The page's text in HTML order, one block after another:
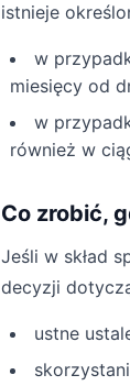
istnieje
w
miesięcy od
w
również w
Co zrobić,
Jeśli w skład
decyzji
ustne